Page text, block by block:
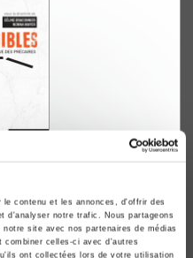
le contenu et les annonces, d'offrir des
d'analyser notre trafic. Nous partageons
site avec nos partenaires de médias
combiner celles-ci avec d'autres
ont collectées lors de votre utilisation